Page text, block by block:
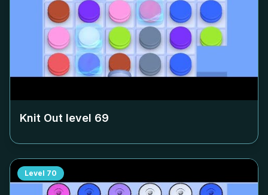
Knit Out level 69
Level 70